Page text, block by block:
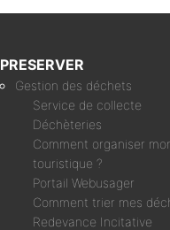
PRESERVER
Gestion des déchets
Service de collecte
Déchèteries
Comment organiser
touristique ?
Portail Webusager
Comment trier mes
Redevance Incitative